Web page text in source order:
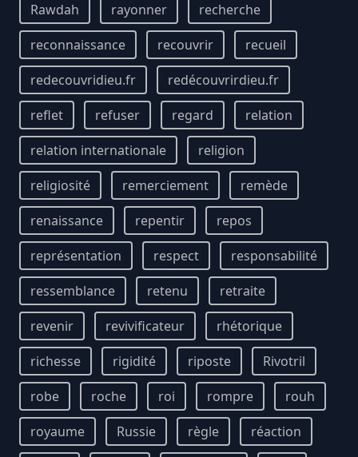
Rawdah
rayonner
recherche
reconnaissance
recouvrir
recueil
redecouvridieu.fr
redécouvrirdieu.fr
reflet
refuser regard
relation
relation internationale
religion
religiosité
remerciement
remède
renaissance
repentir
repos
représentation
respect
responsabilité
ressemblance
retenu
retraite
revenir
revivificateur
rhétorique
richesse
rigidité riposte
Rivotril
robe
roche roi rompre
rouh
royaume
Russie règle
réaction